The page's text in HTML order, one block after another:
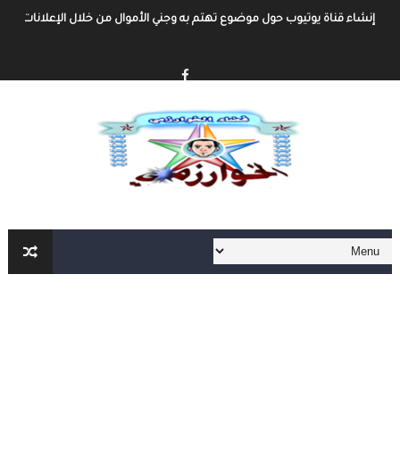
إنشاء قناة يوتيوب حول موضوع تهتم به وجني الأموال من خلال الإعلانات أو
كيفية إنشاء مدونة و الربح مهنا شرح مفصل و شامل
إنشاء المحتوى الرقمي و الربح منه شرح شامل و مفصل
أهم الأدوات الأساسية في العمل الحر على الأنترنت لا يمكنك الإستغاء عنها